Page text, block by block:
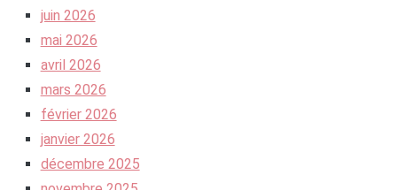
juin 2026
mai 2026
avril 2026
mars 2026
février 2026
janvier 2026
décembre 2025